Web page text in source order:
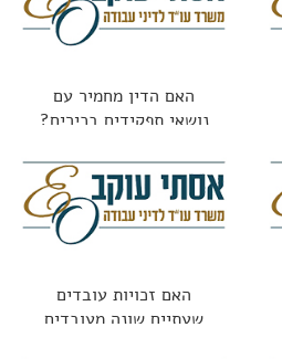
האם הדין מחמיר עם
נושאי תפקידים בכירים?
האם זכויות עובדים
שעתיים שונה מעובדים